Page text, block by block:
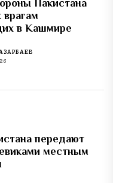
Пакистана
врагам
в Кашмире
передают
местным